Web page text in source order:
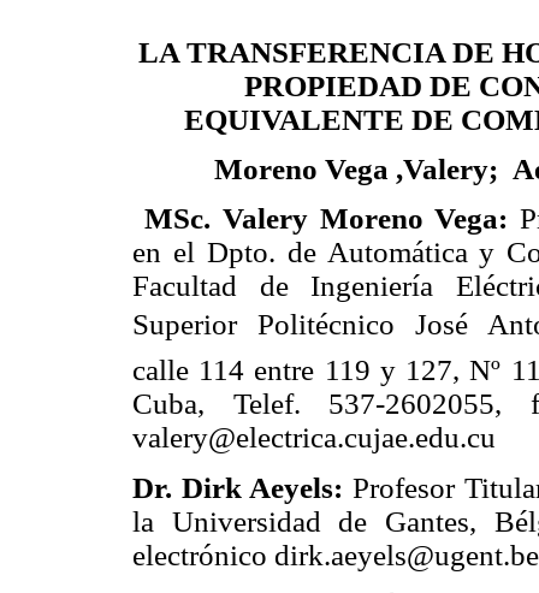
LA TRANSFERENCIA DE
PROPIEDAD DE
EQUIVALENTE DE
Moreno Vega ,Valery;
MSc. Valery Moreno Vega:
en el Dpto. de Automática y
Facultad de Ingeniería
Superior Politécnico José
calle 114 entre 119 y 127, Nº
Cuba, Telef. 537-2602055,
valery@electrica.cujae.edu.cu
Dr. Dirk Aeyels: Profesor
la Universidad de Gantes,
electrónico